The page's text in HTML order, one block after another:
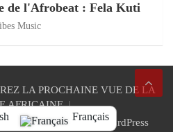
de l'Afrobeat : Fela Kuti
Music
LA PROCHAINE VUE DE LA
AFRICAINE
Proudly Powered by:WordPress
Français